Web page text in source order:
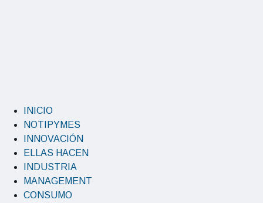
INICIO
NOTIPYMES
INNOVACIÓN
ELLAS HACEN
INDUSTRIA
MANAGEMENT
CONSUMO